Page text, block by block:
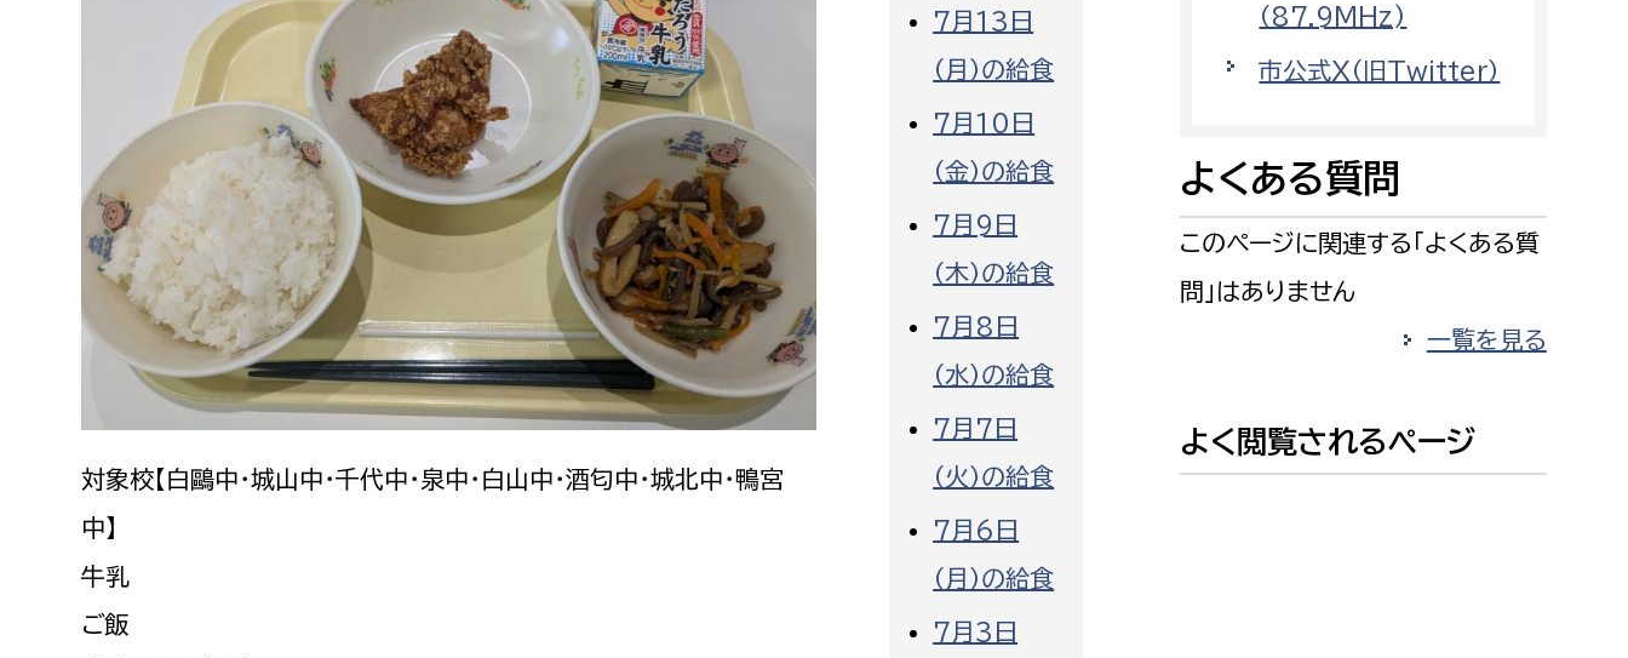
国県事業推進課
道水路整備課
みどり公園課
建築課
病院管理局：経営管理課
病院管理局：施設用度課
予防課
警防計画課
消防課
警防第1課
上下水道局
経営総務課
給排水業務課
水道整備課
下水道整備課
浄水管理課
教育部
教育総務課
保健給食課
教育指導課
選挙管理委員会事務局
選挙管理委員会事務局
農業委員会事務局
対象校【白鷗中・城山中・千代中・泉中・白山中・酒匂中・城北中・鴨宮
中】
牛乳
ご飯
7月13日
（月）の給食
7月10日
（金）の給食
7月9日
（木）の給食
7月8日
（水）の給食
7月7日
（火）の給食
7月6日
（月）の給食
7月3日
（87.9MHz)
市公式X（旧Twitter）
よくある質問
このページに関連する「よくある質
問」はありません
一覧を見る
よく閲覧されるページ